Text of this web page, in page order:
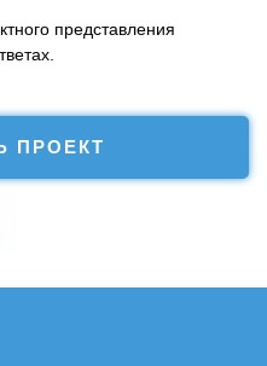
представления
ПРОЕКТ